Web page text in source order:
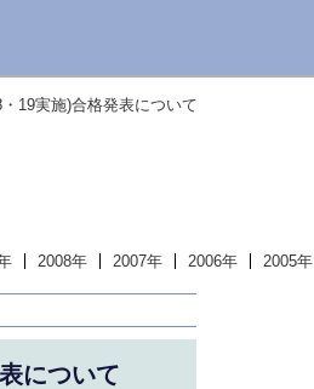
19実施)合格発表について
2008年 2007年 2006年 2005年
について